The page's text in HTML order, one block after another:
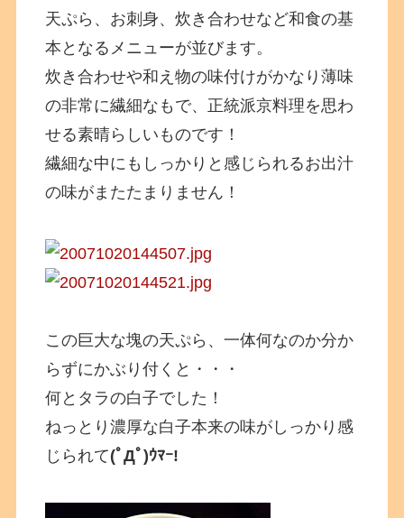
天ぷら、お刺身、炊き合わせなど和食の基
本となるメニューが並びます。
炊き合わせや和え物の味付けがかなり薄味
の非常に繊細なもで、正統派京料理を思わ
せる素晴らしいものです！
繊細な中にもしっかりと感じられるお出汁
の味がまたたまりません！
この巨大な塊の天ぷら、一体何なのか分か
らずにかぶり付くと・・・
何とタラの白子でした！
ねっとり濃厚な白子本来の味がしっかり感
じられて(ﾟДﾟ)ｳﾏｰ!